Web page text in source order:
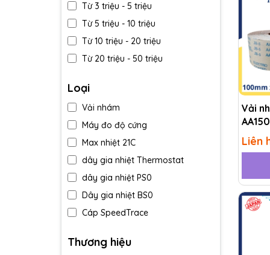
Từ 3 triệu - 5 triệu
Từ 5 triệu - 10 triệu
Từ 10 triệu - 20 triệu
Từ 20 triệu - 50 triệu
Loại
Vải nhám
Máy đo độ cứng
Max nhiệt 21C
dây gia nhiệt Thermostat
dây gia nhiệt PS0
Dây gia nhiệt BS0
Cáp SpeedTrace
Tất phòng sạch
Thương hiệu
Vải
AA150
Liên